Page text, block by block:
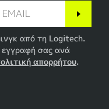
από τη Logitech.
σας ανά
απορρήτου.